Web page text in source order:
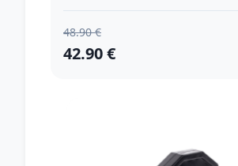
48.90 €
42.90 €